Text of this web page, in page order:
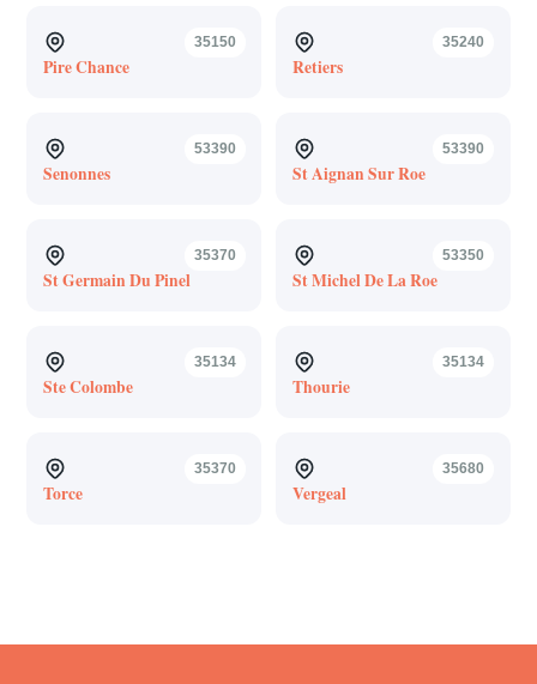
35150
Pire Chance
35240
Retiers
53390
Senonnes
53390
St Aignan Sur Roe
35370
St Germain Du Pinel
53350
St Michel De La Roe
35134
Ste Colombe
35134
Thourie
35370
Torce
35680
Vergeal